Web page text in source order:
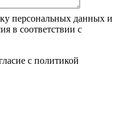
персональных данных и
в соответствии с
с политикой